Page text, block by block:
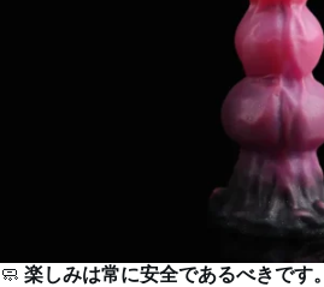
🧼 楽しみは常に安全であるべきです。